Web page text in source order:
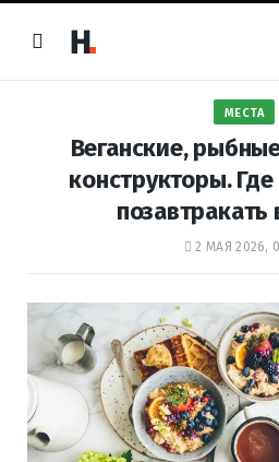
МЕСТА
Веганские,
конструкторы.
позавтракать
2 МАЯ 2026,